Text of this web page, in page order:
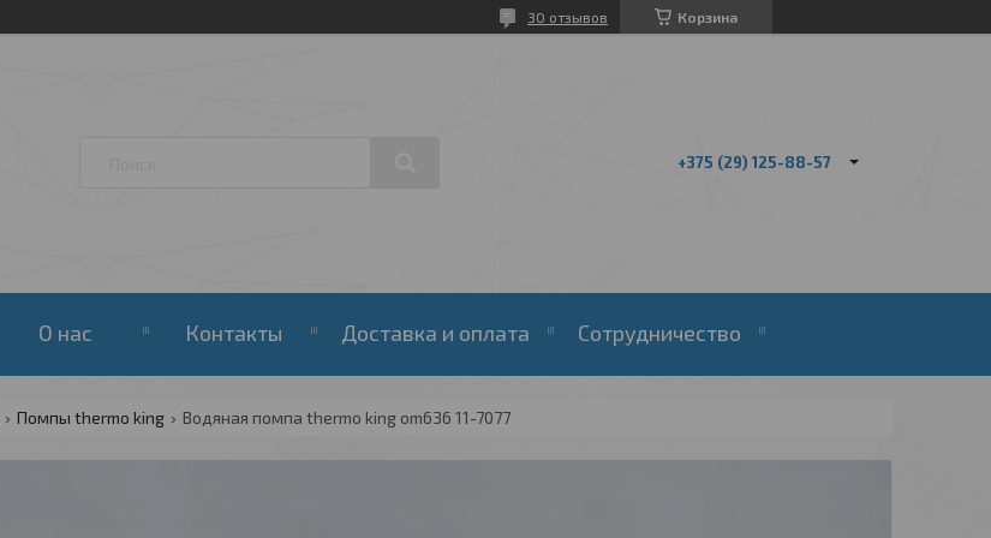
Корзина
30 отзывов
+375 (29) 125-88-57
О нас Контакты Доставка и оплата Сотрудничество
Помпы thermo king Водяная помпа thermo king om636 11-7077